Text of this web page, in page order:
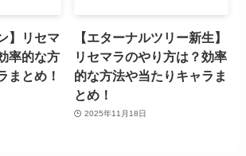
】リセマ
率的な方
まとめ！
【エターナルツリー新生】
リセマラのやり方は？効率
的な方法や当たりキャラま
とめ！
2025年11月18日